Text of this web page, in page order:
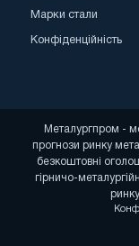
Марки стали
Конфіденційність
Металургпром -
прогнози ринку
безкоштовні
гірничо-